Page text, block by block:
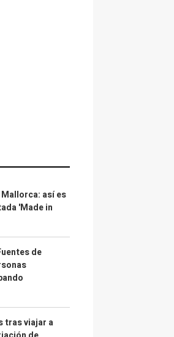
Mallorca: así es
'Made in
de
tras viajar a